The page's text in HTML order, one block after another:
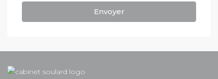
Envoyer